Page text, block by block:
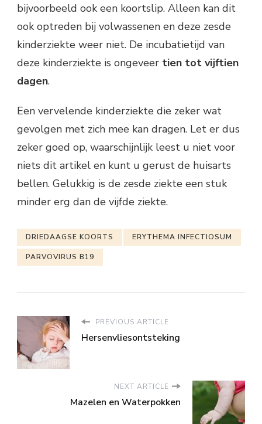
bijvoorbeeld ook een koortslip. Alleen kan dit
ook optreden bij volwassenen en deze zesde
kinderziekte weer niet. De incubatietijd van
deze kinderziekte is ongeveer tien tot vijftien
dagen.
Een vervelende kinderziekte die zeker wat
gevolgen met zich mee kan dragen. Let er dus
zeker goed op, waarschijnlijk leest u niet voor
niets dit artikel en kunt u gerust de huisarts
bellen. Gelukkig is de zesde ziekte een stuk
minder erg dan de vijfde ziekte.
DRIEDAAGSE KOORTS ERYTHEMA INFECTIOSUM
PARVOVIRUS B19
PREVIOUS ARTICLE
Hersenvliesontsteking
NEXT ARTICLE
Mazelen en Waterpokken